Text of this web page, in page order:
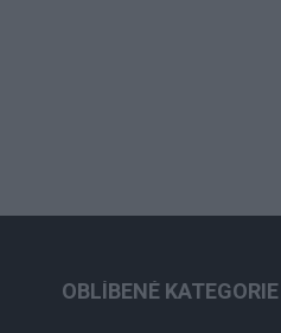
OBLÍBENÉ KATEGORIE